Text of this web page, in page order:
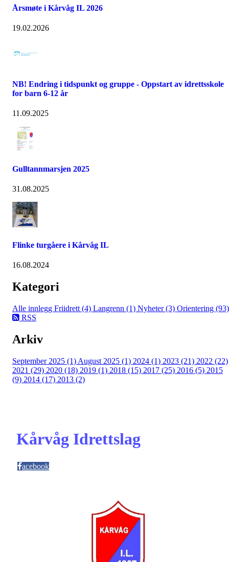
Årsmøte i Kårvåg IL 2026
19.02.2026
NB! Endring i tidspunkt og gruppe - Oppstart av idrettsskole
for barn 6-12 år
11.09.2025
Gulltannmarsjen 2025
31.08.2025
Flinke turgåere i Kårvåg IL
16.08.2024
Kategori
Alle innlegg Friidrett (4) Langrenn (1) Nyheter (3) Orientering (93)
RSS
Arkiv
September 2025 (1) August 2025 (1) 2024 (1) 2023 (21) 2022 (22)
2021 (29) 2020 (18) 2019 (1) 2018 (15) 2017 (25) 2016 (5) 2015
(9) 2014 (17) 2013 (2)
Kårvåg Idrettslag
acebook